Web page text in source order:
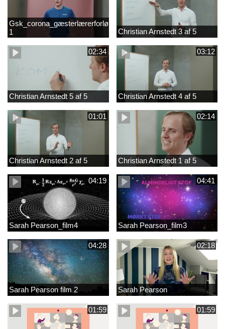
Gsk_corona_gæsterlærerforløb_Axelsen_del
1
Christian Arnstedt 3 af 5
02:34
Christian Arnstedt 5 af 5
03:12
Christian Arnstedt 4 af 5
01:01
Christian Arnstedt 2 af 5
02:14
Christian Arnstedt 1 af 5
04:19
Sarah Pearson_film4
04:41
Sarah Pearson_film3
04:28
Sarah Pearson film 2
02:18
Sarah Pearson
01:59 01:59